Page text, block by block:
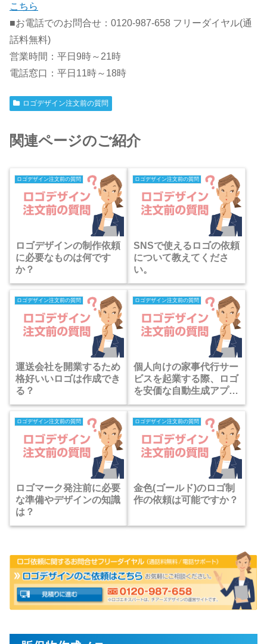
こちら
■お電話でのお問合せ：0120-987-658 フリーダイヤル(通
話料無料)
営業時間：平日9時～21時
電話窓口：平日11時～18時
ロゴデザイン注文前の質問
関連ページのご紹介
ロゴデザイン注文前の質問
ロゴデザインの制作依頼
に必要なものは何です
か？
ロゴデザイン注文前の質問
SNSで使えるロゴの依頼
について教えてくださ
い。
ロゴデザイン注文前の質問
運送会社を開業するため
格好いいロゴは作成でき
る？
ロゴデザイン注文前の質問
個人向けの家事代行サー
ビスを起業する際、ロゴ
を安価な自動生成アプリ
で済ませると大損する理
ロゴデザイン注文前の質問
ロゴマーク発注前に必要
な準備やデザインの知識
は？
ロゴデザイン注文前の質問
金色(ゴールド)のロゴ制
作の依頼は可能ですか？